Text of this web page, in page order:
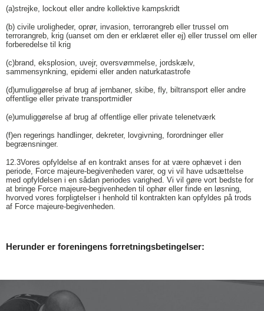
(a)strejke, lockout eller andre kollektive kampskridt
(b) civile uroligheder, oprør, invasion, terrorangreb eller trussel om
terrorangreb, krig (uanset om den er erklæret eller ej) eller trussel om eller
forberedelse til krig
(c)brand, eksplosion, uvejr, oversvømmelse, jordskælv,
sammensynkning, epidemi eller anden naturkatastrofe
(d)umuliggørelse af brug af jernbaner, skibe, fly, biltransport eller andre
offentlige eller private transportmidler
(e)umuliggørelse af brug af offentlige eller private telenetværk
(f)en regerings handlinger, dekreter, lovgivning, forordninger eller
begrænsninger.
12.3Vores opfyldelse af en kontrakt anses for at være ophævet i den
periode, Force majeure-begivenheden varer, og vi vil have udsættelse
med opfyldelsen i en sådan periodes varighed. Vi vil gøre vort bedste for
at bringe Force majeure-begivenheden til ophør eller finde en løsning,
hvorved vores forpligtelser i henhold til kontrakten kan opfyldes på trods
af Force majeure-begivenheden.
Herunder er foreningens forretningsbetingelser: